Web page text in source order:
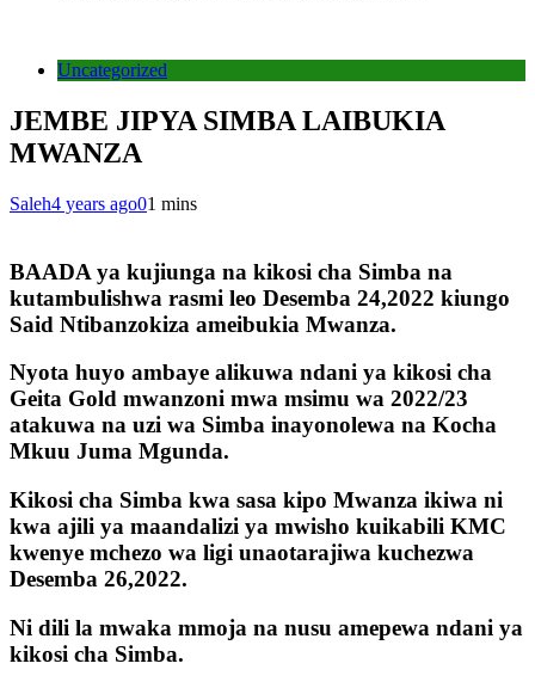
Uncategorized
JEMBE JIPYA SIMBA LAIBUKIA
MWANZA
Saleh4 years ago01 mins
BAADA ya kujiunga na kikosi cha Simba na
kutambulishwa rasmi leo Desemba 24,2022 kiungo
Said Ntibanzokiza ameibukia Mwanza.
Nyota huyo ambaye alikuwa ndani ya kikosi cha
Geita Gold mwanzoni mwa msimu wa 2022/23
atakuwa na uzi wa Simba inayonolewa na Kocha
Mkuu Juma Mgunda.
Kikosi cha Simba kwa sasa kipo Mwanza ikiwa ni
kwa ajili ya maandalizi ya mwisho kuikabili KMC
kwenye mchezo wa ligi unaotarajiwa kuchezwa
Desemba 26,2022.
Ni dili la mwaka mmoja na nusu amepewa ndani ya
kikosi cha Simba.